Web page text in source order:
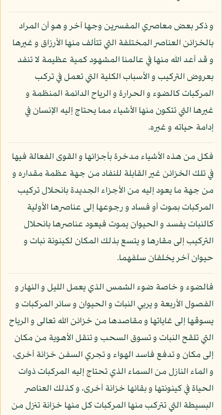
و ذكر بعض معاصري المفسرين وجها آخر و هو أن المراد
بالخزائن العناصر المختلفة التي تتألف منها الأرزاق و غيرها
و قد أعد الله منها في عالمنا المشهود كمية عظيمة لا تنفد
بعروض التركيب و الأسباب الكلية التي تعمل في تركب
المركبات كالضوء و الحرارة و الرياح الدائمة المنظمة و
غيرها التي تتكون منها الأشياء مما يحتاج إليه الإنسان في
إدامة حياته و غيره.
فكل من هذه الأشياء مدخرة بأجزائها و القوى الفعالة فيها
في تلك الخزائن غير القابلة للنفاد من جهة عظمة مقداره و
من جهة ما يعود إليه من الأجزاء الجديدة بانحلال تركيب
المركبات بموت أو فساد و رجوعها إلى عناصرها الأولية
كالنبات يفسد و الحيوان يموت فيعود عناصرها بانحلال
التركيب إلى مقارها و يتسع بذلك المكان لكينونة نبات و
حيوان آخر يخلفان سلفهما.
فالضوء و خاصة ضوء الشمس الذي يعمل الليل و النهار و
الفصول الأربعة و يربي النبات و الحيوان و سائر المركبات و
يسوقها إلى غاياتها و مقاصدها من خزائن الله تعالى و الرياح
التي تلقح النبات و تسوق السحب و تنقل الأهوية من مكان
إلى مكان و تدفع فاسد الهواء و تجري السفن خزانة أخرى،
و الماء النازل من السماء الذي تحتاج إليه المركبات ذوات
الحياة في كينونتها و بقائها خزانة أخرى، و كذلك العناصر
البسيطة التي تتركب منها المركبات كل منها خزانة تنزل من